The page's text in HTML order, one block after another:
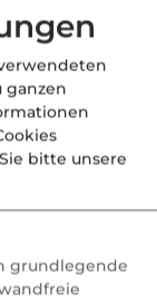
für
warum
ganzen
bitte unsere
grundlegende